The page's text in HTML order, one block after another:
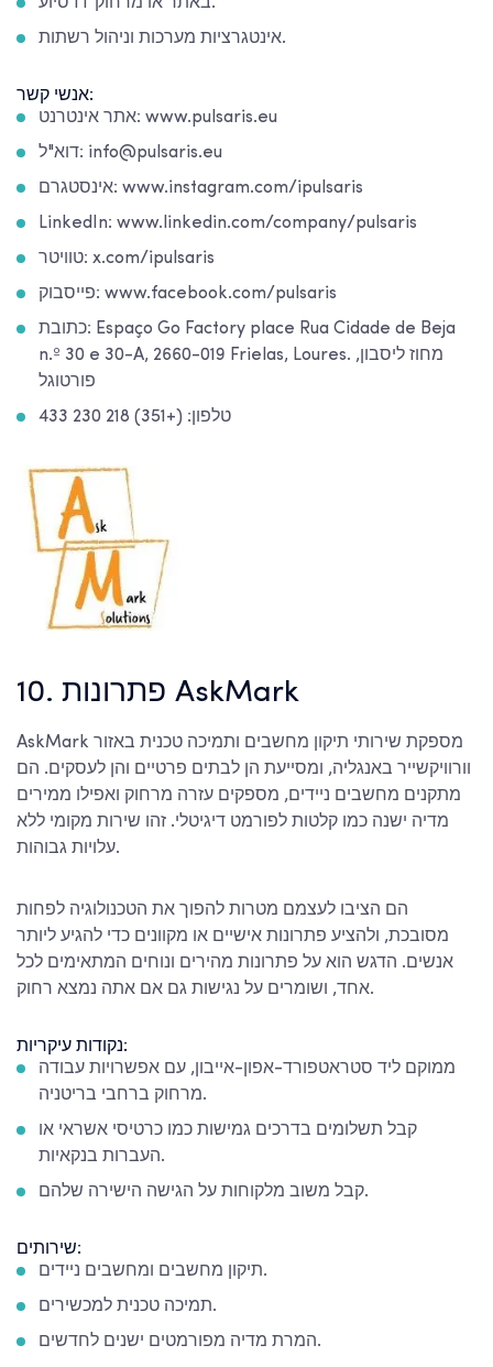
סיוע IT באתר או מרחוק.
אינטגרציות מערכות וניהול רשתות.
אנשי קשר:
אתר אינטרנט: www.pulsaris.eu
דוא"ל: info@pulsaris.eu
אינסטגרם: www.instagram.com/ipulsaris
LinkedIn: www.linkedin.com/company/pulsaris
טוויטר: x.com/ipulsaris
פייסבוק: www.facebook.com/pulsaris
כתובת: Espaço Go Factory place Rua Cidade de Beja
n.º 30 e 30-A, 2660-019 Frielas, Loures. מחוז ליסבון,
פורטוגל
טלפון: (+351) 218 230 433
10. פתרונות AskMark
AskMark מספקת שירותי תיקון מחשבים ותמיכה טכנית באזור
וורוויקשייר באנגליה, ומסייעת הן לבתים פרטיים והן לעסקים. הם
מתקנים מחשבים ניידים, מספקים עזרה מרחוק ואפילו ממירים
מדיה ישנה כמו קלטות לפורמט דיגיטלי. זהו שירות מקומי ללא
עלויות גבוהות.
הם הציבו לעצמם מטרות להפוך את הטכנולוגיה לפחות
מסובכת, ולהציע פתרונות אישיים או מקוונים כדי להגיע ליותר
אנשים. הדגש הוא על פתרונות מהירים ונוחים המתאימים לכל
אחד, ושומרים על נגישות גם אם אתה נמצא רחוק.
נקודות עיקריות:
ממוקם ליד סטראטפורד-אפון-אייבון, עם אפשרויות עבודה
מרחוק ברחבי בריטניה.
קבל תשלומים בדרכים גמישות כמו כרטיסי אשראי או
העברות בנקאיות.
קבל משוב מלקוחות על הגישה הישירה שלהם.
שירותים:
תיקון מחשבים ומחשבים ניידים.
תמיכה טכנית למכשירים.
המרת מדיה מפורמטים ישנים לחדשים.